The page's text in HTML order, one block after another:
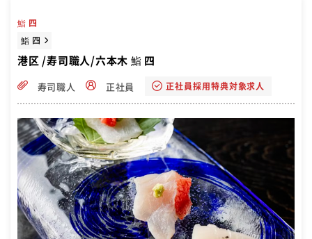
鮨 四
鮨 四
港区 /寿司職人/六本木 鮨 四
寿司職人 正社員 正社員採用特典対象求人